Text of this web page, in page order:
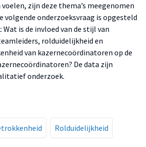
zijn deze thema’s meegenomen
volgende onderzoeksvraag is opgesteld
is de invloed van de stijl van
rolduidelijkheid en
van kazernecoördinatoren op de
De data zijn
onderzoek.
Rolduidelijkheid